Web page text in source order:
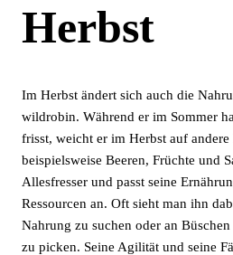
Herbst
Im Herbst ändert sich auch die
wildrobin. Während er im Sommer
frisst, weicht er im Herbst auf
beispielsweise Beeren, Früchte und
Allesfresser und passt seine
Ressourcen an. Oft sieht man ihn
Nahrung zu suchen oder an
zu picken. Seine Agilität und seine